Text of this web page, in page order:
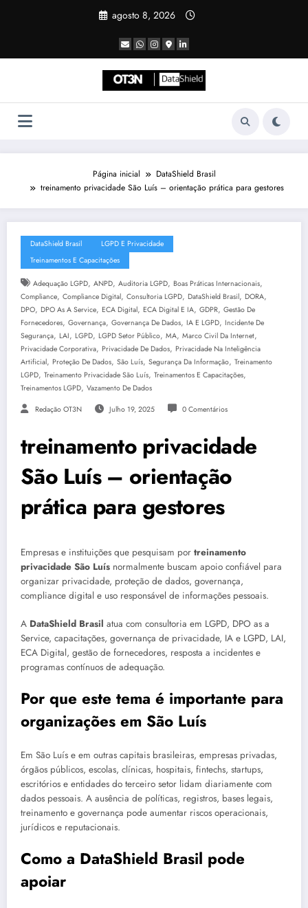
agosto 8, 2026
Página inicial
DataShield Brasil
treinamento privacidade São Luís – orientação prática para gestores
DataShield Brasil
LGPD E Privacidade
Treinamentos E Capacitações
Adequação LGPD, ANPD, Auditoria LGPD, Boas Práticas Internacionais,
Compliance, Compliance Digital, Consultoria LGPD, DataShield Brasil, DORA,
DPO, DPO As A Service, ECA Digital, ECA Digital E IA, GDPR, Gestão De
Fornecedores, Governança, Governança De Dados, IA E LGPD, Incidente De
Segurança, LAI, LGPD, LGPD Setor Público, MA, Marco Civil Da Internet,
Privacidade Corporativa, Privacidade De Dados, Privacidade Na Inteligência
Artificial, Proteção De Dados, São Luís, Segurança Da Informação, Treinamento
LGPD, Treinamento Privacidade São Luís, Treinamentos E Capacitações,
Treinamentos LGPD, Vazamento De Dados
Redação OT3N Julho 19, 2025 0 Comentários
treinamento privacidade
São Luís – orientação
prática para gestores
Empresas e instituições que pesquisam por treinamento
privacidade São Luís normalmente buscam apoio confiável para
organizar privacidade, proteção de dados, governança,
compliance digital e uso responsável de informações pessoais.
A DataShield Brasil atua com consultoria em LGPD, DPO as a
Service, capacitações, governança de privacidade, IA e LGPD, LAI,
ECA Digital, gestão de fornecedores, resposta a incidentes e
programas contínuos de adequação.
Por que este tema é importante para
organizações em São Luís
Em São Luís e em outras capitais brasileiras, empresas privadas,
órgãos públicos, escolas, clínicas, hospitais, fintechs, startups,
escritórios e entidades do terceiro setor lidam diariamente com
dados pessoais. A ausência de políticas, registros, bases legais,
treinamento e governança pode aumentar riscos operacionais,
jurídicos e reputacionais.
Como a DataShield Brasil pode
apoiar